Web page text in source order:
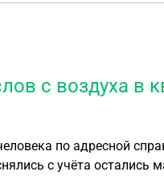
с воздуха в
по адресной
с учёта остались